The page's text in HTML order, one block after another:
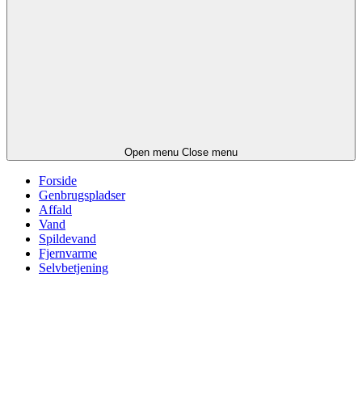
Open menu Close menu
Forside
Genbrugspladser
Affald
Vand
Spildevand
Fjernvarme
Selvbetjening